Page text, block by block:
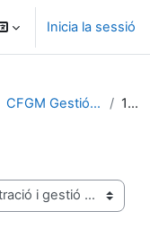
Inicia la sessió
CFGM Gestió administrativa 1HAGD